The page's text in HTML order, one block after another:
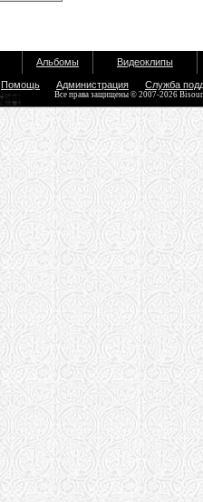
Альбомы Видеоклипы
Помощь Администрация Служба
Все права защищены © 2007-2026